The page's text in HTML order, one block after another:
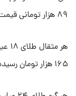
۸۹ هزار تومانی قیمت را تجربه کرده است.
۱۶۵ هزار تومان رسیده است.